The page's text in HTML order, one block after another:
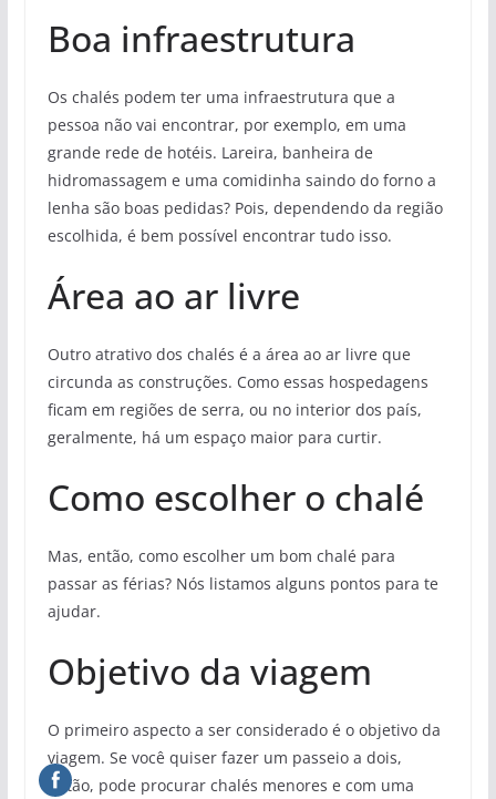
Boa infraestrutura
Os chalés podem ter uma infraestrutura que a
pessoa não vai encontrar, por exemplo, em uma
grande rede de hotéis. Lareira, banheira de
hidromassagem e uma comidinha saindo do forno a
lenha são boas pedidas? Pois, dependendo da região
escolhida, é bem possível encontrar tudo isso.
Área ao ar livre
Outro atrativo dos chalés é a área ao ar livre que
circunda as construções. Como essas hospedagens
ficam em regiões de serra, ou no interior dos país,
geralmente, há um espaço maior para curtir.
Como escolher o chalé
Mas, então, como escolher um bom chalé para
passar as férias? Nós listamos alguns pontos para te
ajudar.
Objetivo da viagem
O primeiro aspecto a ser considerado é o objetivo da
viagem. Se você quiser fazer um passeio a dois,
então, pode procurar chalés menores e com uma